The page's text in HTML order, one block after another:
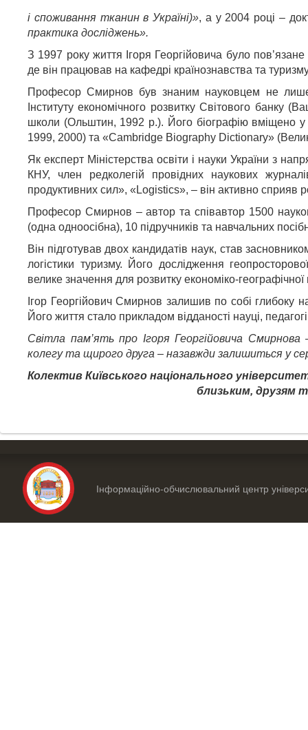
і споживання тканин в Україні)», а у 2004 році –
практика досліджень».
З 1997 року життя Ігоря Георгійовича було
де він працював на кафедрі країнознавства та
Професор Смирнов був знаним науковцем не
Інституту економічного розвитку Світового банку
школи (Ольштин, 1992 р.). Його біографію вміщено
1999, 2000) та «Cambridge Biography Dictionary»
Як експерт Міністерства освіти і науки України з
КНУ, член редколегій провідних наукових
продуктивних сил», «Logistics», – він активно сприяв
Професор Смирнов – автор та співавтор 1500
(одна одноосібна), 10 підручників та навчальних
Він підготував двох кандидатів наук, став
логістики туризму. Його дослідження
велике значення для розвитку економіко-географічної
Ігор Георгійович Смирнов залишив по собі глибоку
Його життя стало прикладом відданості науці,
Світла пам’ять про Ігоря Георгійовича
колегу та щирого друга – назавжди залишиться у
Колектив Київського національного
близьким, друзям
Інформаційно-обчислювальний центр